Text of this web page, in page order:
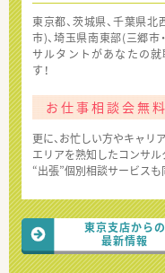
東京都、茨城県、千葉県北
市)、埼玉県南東部(三郷市
サルタントがあなたの
す！
お仕事相談会無料
更に、お忙しい方やキャリ
エリアを熟知したコンサル
“出張”個別相談サービスも
東京支店からの
最新情報